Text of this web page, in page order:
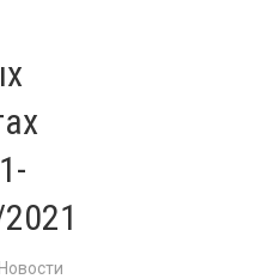
Новости